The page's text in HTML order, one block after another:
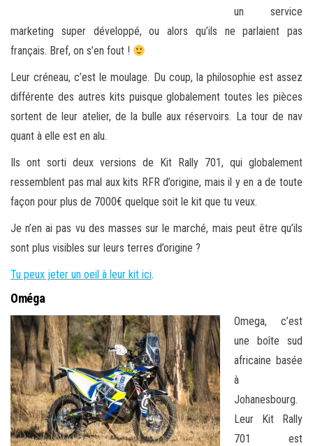
un service
marketing super développé, ou alors qu’ils ne parlaient pas
français. Bref, on s’en fout !
Leur créneau, c’est le moulage. Du coup, la philosophie est assez
différente des autres kits puisque globalement toutes les pièces
sortent de leur atelier, de la bulle aux réservoirs. La tour de nav
quant à elle est en alu.
Ils ont sorti deux versions de Kit Rally 701, qui globalement
ressemblent pas mal aux kits RFR d’origine, mais il y en a de toute
façon pour plus de 7000€ quelque soit le kit que tu veux.
Je n’en ai pas vu des masses sur le marché, mais peut être qu’ils
sont plus visibles sur leurs terres d’origine ?
Tu peux jeter un oeil à leur kit ici.
Oméga
Omega, c’est
une boîte sud
africaine basée
à
Johanesbourg.
Leur Kit Rally
701 est